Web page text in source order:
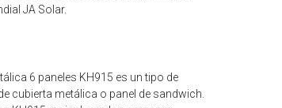
JA Solar.
6 paneles KH915 es un tipo de
cubierta metálica o panel de sandwich.